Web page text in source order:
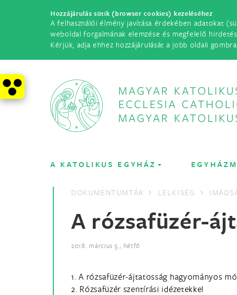
Hozzájárulás sütik (browser cookies) kezeléséhez
A felhasználói élmény javítása érdekében adatokat
weboldal forgalmának elemzése és megfelelő
Kérjük, adja ehhez hozzájárulását a jobb oldali
A KATOLIKUS EGYHÁZ
DOKUMENTUMTÁR LELKISÉG
A rózsafüzér-
2018. március 5., hétfő
1. A rózsafüzér-ájtatosság hagyományos
2. Rózsafüzér szentírási idézetekkel